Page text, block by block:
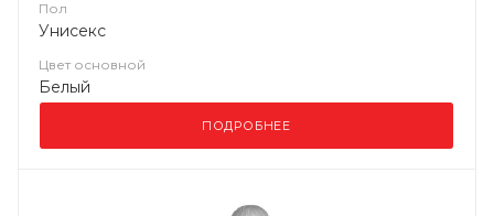
Пол
Унисекс
Цвет основной
Белый
ПОДРОБНЕЕ